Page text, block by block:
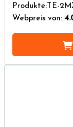
Produkte:TE-
Webpreis von: